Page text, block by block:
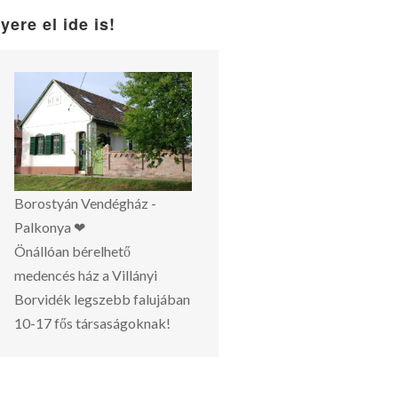
el ide is!
Borostyán Vendégház -
Palkonya ❤
Önállóan bérelhető
medencés ház a Villányi
Borvidék legszebb falujában
10-17 fős társaságoknak!